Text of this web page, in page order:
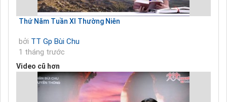
Thứ Năm Tuần XI Thường Niên
bởi TT Gp Bùi Chu
1 tháng trước
Video cũ hơn